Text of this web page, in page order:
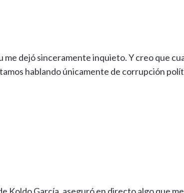
dejó sinceramente inquieto. Y creo que
hablando únicamente de corrupción